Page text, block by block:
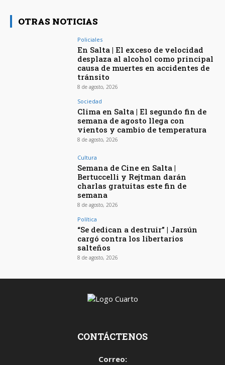
OTRAS NOTICIAS
Policiales
En Salta | El exceso de velocidad
desplaza al alcohol como principal
causa de muertes en accidentes de
tránsito
8 de agosto, 2026
Sociedad
Clima en Salta | El segundo fin de
semana de agosto llega con
vientos y cambio de temperatura
8 de agosto, 2026
Cultura
Semana de Cine en Salta |
Bertuccelli y Rejtman darán
charlas gratuitas este fin de
semana
8 de agosto, 2026
Política
“Se dedican a destruir” | Jarsún
cargó contra los libertarios
salteños
8 de agosto, 2026
CONTÁCTENOS
Correo: